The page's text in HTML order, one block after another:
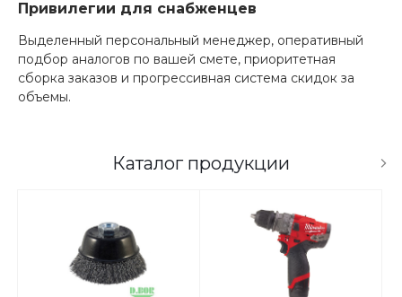
Привилегии для снабженцев
Выделенный персональный менеджер, оперативный
подбор аналогов по вашей смете, приоритетная
сборка заказов и прогрессивная система скидок за
объемы.
Каталог продукции